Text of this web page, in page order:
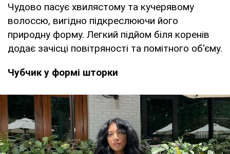
Чудово пасує хвилястому та кучерявому
волоссю, вигідно підкреслюючи його
природну форму. Легкий підйом біля коренів
додає зачісці повітряності та помітного об'єму.
Чубчик у формі шторки